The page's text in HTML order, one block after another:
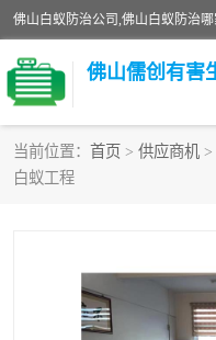
当前位置： 首页 > 供应商机 >
白蚁工程
白蚁消杀
除四害